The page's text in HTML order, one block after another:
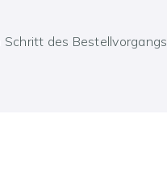
des Bestellvorgangs